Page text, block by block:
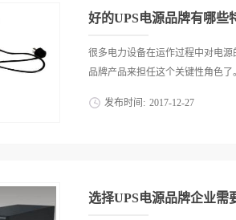
很适合投入到家庭控电中，不仅
物可以让人心情开朗，以往的那种
觉，会让人看起来很舒服，得到
此市面上可见多种多样美观的控
避免他们在不知情的情况下受伤
好的UPS电源品牌有哪些
很多电力设备在运作过程中对电
品牌产品来担任这个关键性角色
所以可以说一个优秀的UPS电源
点耐用相信各位也都明白UPS电
发布时间: 2017-12-27
选择UPS电源品牌企业需